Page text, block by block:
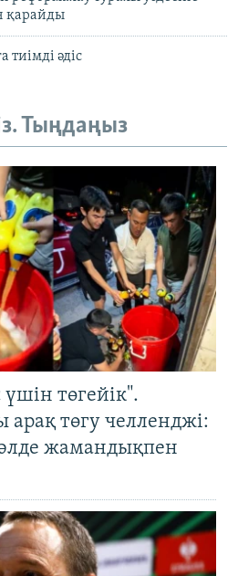
қарайды
тиімді әдіс
Тыңдаңыз
төгейік".
арақ төгу челленджі:
жамандықпен